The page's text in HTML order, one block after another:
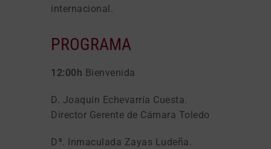
internacional.
PROGRAMA
12:00h Bienvenida
D. Joaquín Echevarría Cuesta.
Director Gerente de Cámara Toledo
Dª. Inmaculada Zayas Ludeña.